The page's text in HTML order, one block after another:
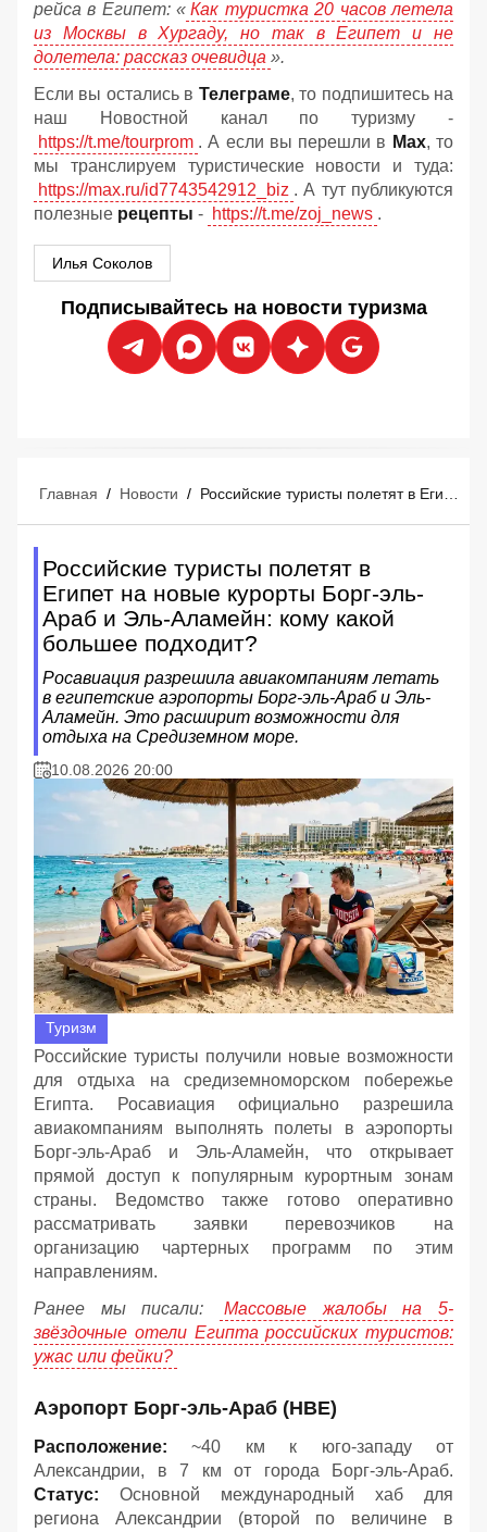
рейса в Египет:« Как туристка 20 часов летела
из Москвы в Хургаду, но так в Египет и не
долетела: рассказ очевидца ».
Если вы остались в Телеграме, то подпишитесь на
наш Новостной канал по туризму -
https://t.me/tourprom . А если вы перешли в Мах, то
мы транслируем туристические новости и туда:
https://max.ru/id7743542912_biz . А тут публикуются
полезные рецепты - https://t.me/zoj_news .
Илья Соколов
Подписывайтесь на новости туризма
Главная / Новости / Российские туристы полетят в Египет на новые курорты Борг-эль-Араб и Эль-Аламейн: кому какой большее подходит?
Российские туристы полетят в
Египет на новые курорты Борг-эль-
Араб и Эль-Аламейн: кому какой
большее подходит?
Росавиация разрешила авиакомпаниям летать
в египетские аэропорты Борг-эль-Араб и Эль-
Аламейн. Это расширит возможности для
отдыха на Средиземном море.
10.08.2026 20:00
Туризм
Российские туристы получили новые возможности
для отдыха на средиземноморском побережье
Египта. Росавиация официально разрешила
авиакомпаниям выполнять полеты в аэропорты
Борг-эль-Араб и Эль-Аламейн, что открывает
прямой доступ к популярным курортным зонам
страны. Ведомство также готово оперативно
рассматривать заявки перевозчиков на
организацию чартерных программ по этим
направлениям.
Ранее мы писали:
Массовые жалобы на 5-
звёздочные отели Египта российских туристов:
ужас или фейки?
Аэропорт Борг-эль-Араб (HBE)
Расположение: ~40 км к юго-западу от
Александрии, в 7 км от города Борг-эль-Араб.
Статус: Основной международный хаб для
региона Александрии (второй по величине в